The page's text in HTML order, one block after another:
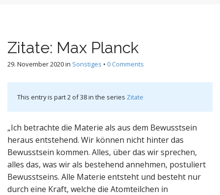
Zitate: Max Planck
29. November 2020in Sonstiges • 0 Comments
This entry is part 2 of 38 in the series Zitate
„Ich betrachte die Materie als aus dem Bewusstsein
heraus entstehend. Wir können nicht hinter das
Bewusstsein kommen. Alles, über das wir sprechen,
alles das, was wir als bestehend annehmen, postuliert
Bewusstseins. Alle Materie entsteht und besteht nur
durch eine Kraft, welche die Atomteilchen in